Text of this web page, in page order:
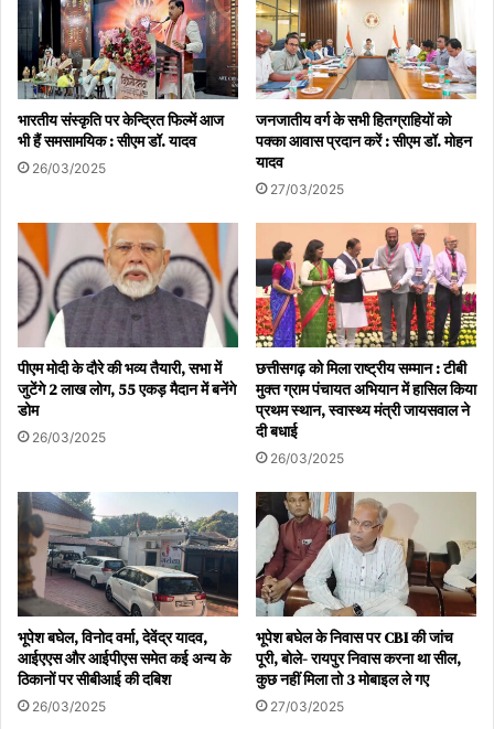
भारतीय संस्कृति पर केन्द्रित फिल्में आज
भी हैं समसामयिक : सीएम डॉ. यादव
26/03/2025
जनजातीय वर्ग के सभी हितग्राहियों को
पक्का आवास प्रदान करें : सीएम डॉ. मोहन
यादव
27/03/2025
पीएम मोदी के दौरे की भव्य तैयारी, सभा में
जुटेंगे 2 लाख लोग, 55 एकड़ मैदान में बनेंगे
डोम
26/03/2025
छत्तीसगढ़ को मिला राष्ट्रीय सम्मान : टीबी
मुक्त ग्राम पंचायत अभियान में हासिल किया
प्रथम स्थान, स्वास्थ्य मंत्री जायसवाल ने
दी बधाई
26/03/2025
भूपेश बघेल, विनोद वर्मा, देवेंद्र यादव,
आईएएस और आईपीएस समेत कई अन्य के
ठिकानों पर सीबीआई की दबिश
26/03/2025
भूपेश बघेल के निवास पर CBI की जांच
पूरी, बोले- रायपुर निवास करना था सील,
कुछ नहीं मिला तो 3 मोबाइल ले गए
27/03/2025